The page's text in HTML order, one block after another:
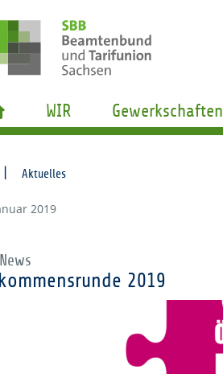
WIR Gewerkschaften
Aktuelles
2019
2019